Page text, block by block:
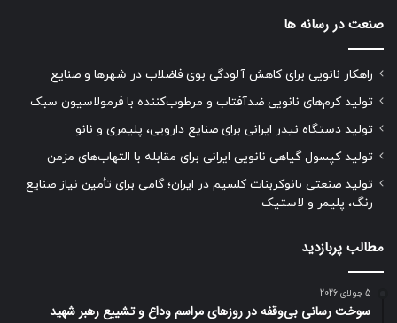
صنعت در رسانه ها
راهکار نانویی برای کاهش آلودگی بوی فاضلاب در شهرها و صنایع
تولید کرم‌های نانویی ضدآفتاب و مرطوب‌کننده با فرمولاسیون سبک
تولید دستگاه نیدر ایرانی برای صنایع دارویی، پلیمری و نانو
تولید کپسول گیاهی نانویی ایرانی برای مقابله با التهاب‌های مزمن
تولید صنعتی نانوکربنات کلسیم در ایران؛ گامی برای تأمین نیاز صنایع
رنگ، پلیمر و لاستیک
مطالب پربازدید
5 جولای 2026
سوخت رسانی بی‌وقفه در روز‌های مراسم وداع و تشییع رهبر شهید